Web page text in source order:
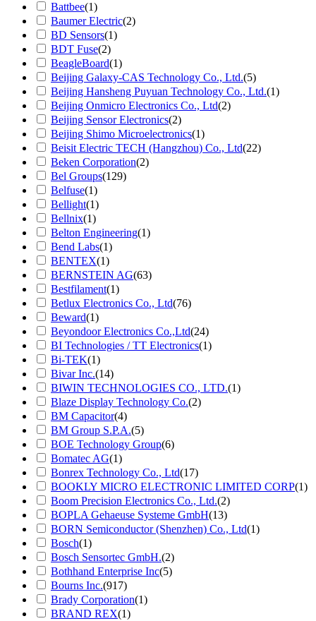
Battbee(1)
Baumer Electric(2)
BD Sensors(1)
BDT Fuse(2)
BeagleBoard(1)
Beijing Galaxy-CAS Technology Co., Ltd.(5)
Beijing Hansheng Puyuan Technology Co., Ltd.(1)
Beijing Onmicro Electronics Co., Ltd(2)
Beijing Sensor Electronics(2)
Beijing Shimo Microelectronics(1)
Beisit Electric TECH (Hangzhou) Co., Ltd(22)
Beken Corporation(2)
Bel Groups(129)
Belfuse(1)
Bellight(1)
Bellnix(1)
Belton Engineering(1)
Bend Labs(1)
BENTEX(1)
BERNSTEIN AG(63)
Bestfilament(1)
Betlux Electronics Co., Ltd(76)
Beward(1)
Beyondoor Electronics Co.,Ltd(24)
BI Technologies / TT Electronics(1)
Bi-TEK(1)
Bivar Inc.(14)
BIWIN TECHNOLOGIES CO., LTD.(1)
Blaze Display Technology Co.(2)
BM Capacitor(4)
BM Group S.P.A.(5)
BOE Technology Group(6)
Bomatec AG(1)
Bonrex Technology Co., Ltd(17)
BOOKLY MICRO ELECTRONIC LIMITED CORP(1)
Boom Precision Electronics Co., Ltd.(2)
BOPLA Gehaeuse Systeme GmbH(13)
BORN Semiconductor (Shenzhen) Co., Ltd(1)
Bosch(1)
Bosch Sensortec GmbH.(2)
Bothhand Enterprise Inc(5)
Bourns Inc.(917)
Brady Corporation(1)
BRAND REX(1)